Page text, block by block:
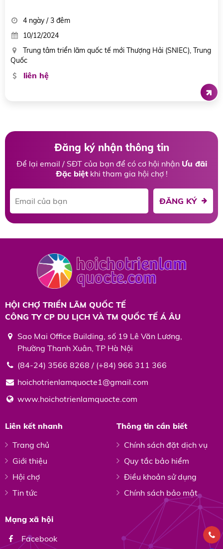
4 ngày / 3 đêm
10/12/2024
Trung tâm triển lãm quốc tế mới Thượng Hải (SNIEC), Trung
Quốc
liên hệ
Đăng ký nhận thông tin
Để lại email / SĐT của bạn để có cơ hội nhận Ưu đãi
Đặc biệtkhi tham gia hội chợ !
ĐĂNG KÝ
HỘI CHỢ TRIỂN LÃM QUỐC TẾ
CÔNG TY CP DU LỊCH VÀ TM QUỐC TẾ Á ÂU
Sao Mai Office Building, số 19 Lê Văn Lương,
Phường Thanh Xuân, TP Hà Nội
(84-24) 3566 8268 / (+84) 966 311 366
hoichotrienlamquocte1@gmail.com
www.hoichotrienlamquocte.com
Liên kết nhanh
Trang chủ
Giới thiệu
Hội chợ
Tin tức
Thông tin cần biết
Chính sách đặt dịch vụ
Quy tắc bảo hiểm
Điều khoản sử dụng
Chính sách bảo mật
Mạng xã hội
Facebook